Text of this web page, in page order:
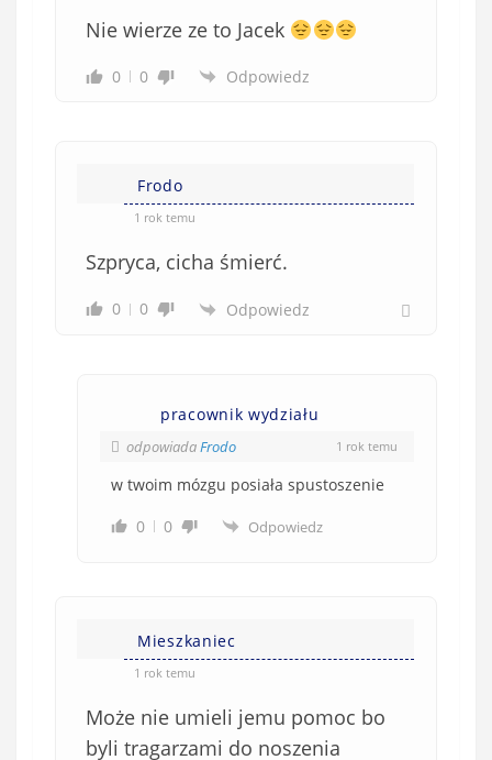
Nie wierze ze to Jacek
0 0 Odpowiedz
Frodo
1 rok temu
Szpryca, cicha śmierć.
0 0 Odpowiedz
pracownik wydziału
odpowiadaFrodo 1 rok temu
w twoim mózgu posiała spustoszenie
0
0 Odpowiedz
Mieszkaniec
1 rok temu
Może nie umieli jemu pomoc bo
byli tragarzami do noszenia